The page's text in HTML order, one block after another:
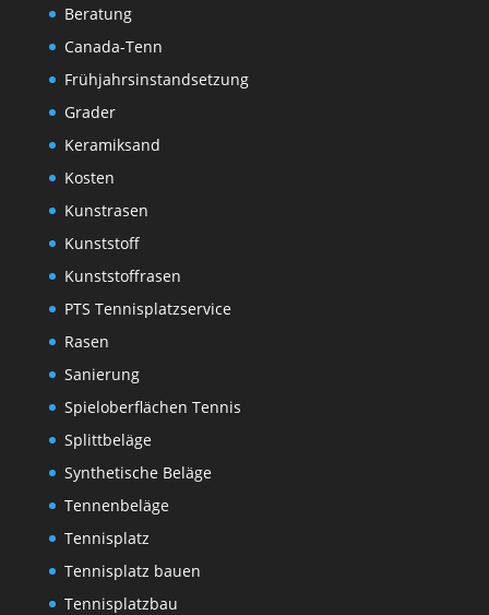
Beratung
Canada-Tenn
Frühjahrsinstandsetzung
Grader
Keramiksand
Kosten
Kunstrasen
Kunststoff
Kunststoffrasen
PTS Tennisplatzservice
Rasen
Sanierung
Spieloberflächen Tennis
Splittbeläge
Synthetische Beläge
Tennenbeläge
Tennisplatz
Tennisplatz bauen
Tennisplatzbau